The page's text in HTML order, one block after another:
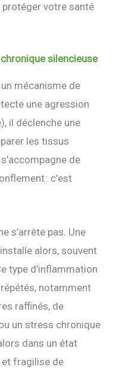
votre santé
silencieuse
mécanisme de
une agression
il déclenche une
les tissus
de
: c’est
s’arrête pas. Une
alors, souvent
type d’inflammation
notamment
raffinés, de
un stress chronique
dans un état
et fragilise de